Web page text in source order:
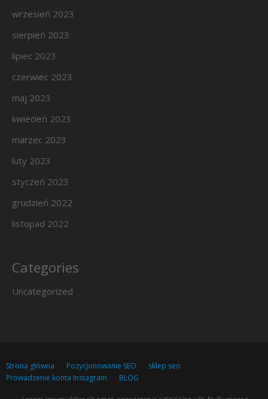
wrzesień 2023
sierpień 2023
lipiec 2023
czerwiec 2023
maj 2023
kwiecień 2023
marzec 2023
luty 2023
styczeń 2023
grudzień 2022
listopad 2022
Categories
Uncategorized
Strona główna Pozycjonowanie SEO
sklep seo
Prowadzenie konta Instagram
BLOG